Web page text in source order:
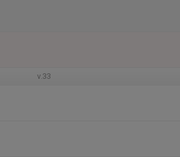
v.33